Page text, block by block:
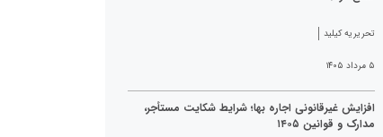
تحریریه کیلید
۵ مرداد ۱۴۰۵
افزایش غیرقانونی اجاره بها؛ شرایط شکایت مستأجر،
مدارک و قوانین ۱۴۰۵